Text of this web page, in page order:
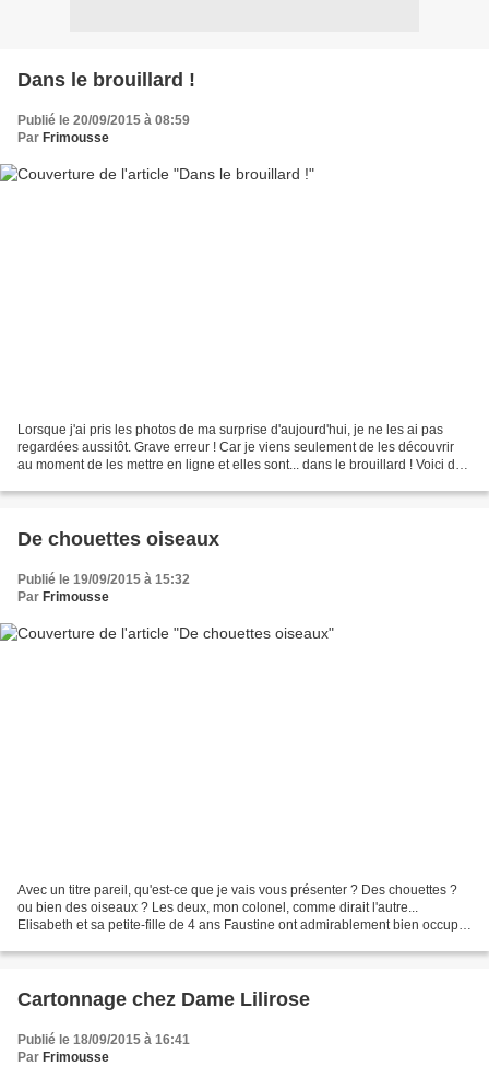
Dans le brouillard !
Publié le 20/09/2015 à 08:59
Par Frimousse
Lorsque j'ai pris les photos de ma surprise d'aujourd'hui, je ne les ai pas
regardées aussitôt. Grave erreur ! Car je viens seulement de les découvrir
au moment de les mettre en ligne et elles sont... dans le brouillard ! Voici des
De chouettes oiseaux
Publié le 19/09/2015 à 15:32
Par Frimousse
Avec un titre pareil, qu'est-ce que je vais vous présenter ? Des chouettes ?
ou bien des oiseaux ? Les deux, mon colonel, comme dirait l'autre...
Elisabeth et sa petite-fille de 4 ans Faustine ont admirablement bien occupé
Cartonnage chez Dame Lilirose
Publié le 18/09/2015 à 16:41
Par Frimousse